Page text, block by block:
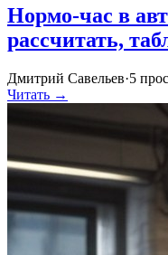
Нормо-час в
рассчитать,
Дмитрий Савельев·5
Читать →